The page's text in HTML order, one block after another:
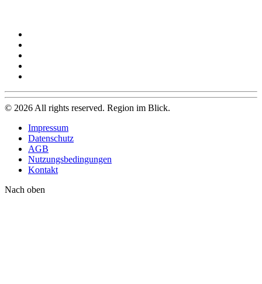
© 2026 All rights reserved. Region im Blick.
Impressum
Datenschutz
AGB
Nutzungsbedingungen
Kontakt
Nach oben